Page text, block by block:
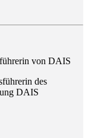
des
DAIS